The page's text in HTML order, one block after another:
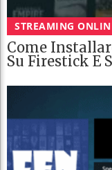
STREAMING
Come
Su Firestick E